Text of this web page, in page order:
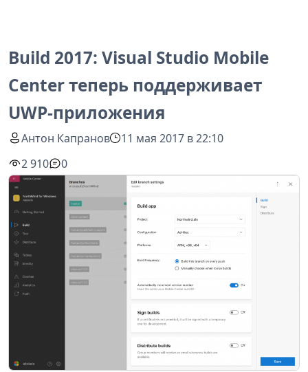
Build 2017: Visual Studio Mobile
Center теперь поддерживает
UWP-приложения
Антон Капранов
11 мая 2017 в 22:10
2 910
0